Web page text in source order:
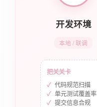
开发环境
本地 / 联调
把关关卡
代码规范扫描
单元测试覆盖率
提交信息合规